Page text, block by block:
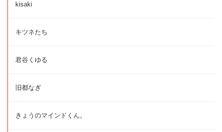
kisaki
キツネたち
君谷くゆる
旧都なぎ
きょうのマインドくん。